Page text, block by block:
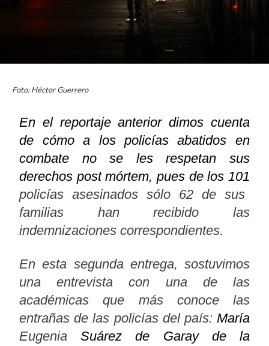
Foto: Héctor Guerrero
En el reportaje anterior dimos cuenta
de cómo a los policías abatidos en
combate no se les respetan sus
derechos post mórtem, pues de los 101
policías asesinados sólo 62 de sus
familias han recibido las
indemnizaciones correspondientes.
En esta segunda entrega, sostuvimos
una entrevista con una de las
académicas que más conoce las
entrañas de las policías del país: María
Eugenia Suárezde Garay de la